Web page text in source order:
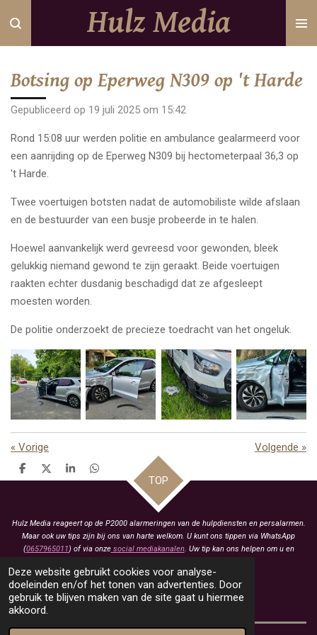
Deze website gebruikt cookies voor analyse-
doeleinden en/of het tonen van advertenties. Door
gebruik te blijven maken van de site gaat u hiermee
akkoord.
Ga
direct
hoofdinhoud
Hulz Media
Botsing op Eperweg N309 op 't Harde
Gepubliceerd op 19 juli 2025 om 15:42
Rond 15:08 uur werden politie en ambulance gealarmeerd voor
een aanrijding op de Eperweg N309 bij hectometerpaal 36,3 op
't Harde.
Twee voertuigen botsten nadat de automobiliste wilde afslaan
en de bestuurder van een busje probeerde in te halen.
Hoewel aanvankelijk werd gevreesd voor gewonden, bleek
gelukkig niemand gewond te zijn geraakt. Beide voertuigen
raakten echter dusdanig beschadigd dat ze afgesleept
moesten worden.
De politie onderzoekt de precieze toedracht van het ongeluk.
« Vorige Volgende »
D
e
D
e
S
h
D
e
TOP
Hulz Media reageert op de P2000 alarmeringen van de hulpdiensten en persalarmen.
Maar ook uw tips zijn bij ons van harte welkom. U kunt ons tippen via WhatsApp
(0657965011) of via onzesocial mediakanalen. Uw tip kan ons helpen om u en
KVK: 93463413
BTW: NL005021657B79